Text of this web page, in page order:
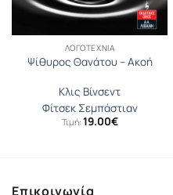
ΛΟΓΟΤΕΧΝΊΑ
Ψίθυρος Θανάτου – Ακοή
Κλις Βίνσεντ
Φίτσεκ Σεμπάστιαν
Τιμή: 19.00€
Επικοινωνία